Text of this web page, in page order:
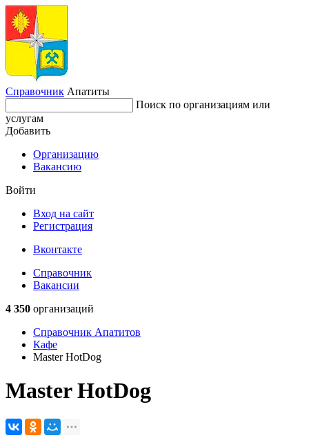
Справочник Апатиты
Поиск по организациям или
услугам
Добавить
Организацию
Вакансию
Войти
Вход на сайт
Регистрация
Вконтакте
Справочник
Вакансии
4 350 организаций
Справочник Апатитов
Кафе
Master HotDog
Master HotDog